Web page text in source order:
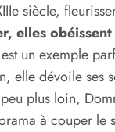
siècle,
elles
un exemple
elle dévoile ses
plus loin,
à couper